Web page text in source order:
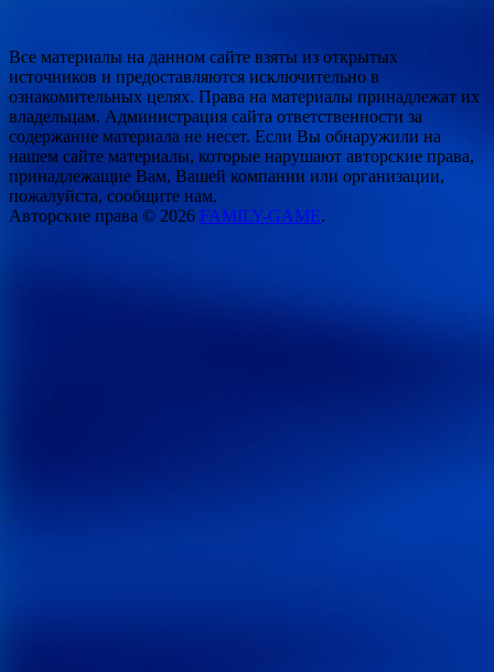
Все материалы на данном сайте взяты из открытых
источников и предоставляются исключительно в
ознакомительных целях. Права на материалы принадлежат их
владельцам. Администрация сайта ответственности за
содержание материала не несет. Если Вы обнаружили на
нашем сайте материалы, которые нарушают авторские права,
принадлежащие Вам, Вашей компании или организации,
пожалуйста, сообщите нам.
Авторские права © 2026 FAMILY-GAME.